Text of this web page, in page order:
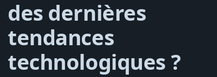
des dernières
tendances
technologiques ?